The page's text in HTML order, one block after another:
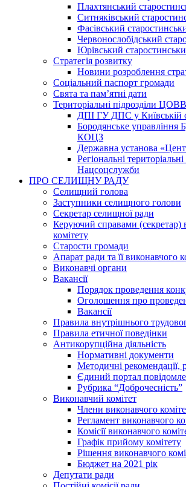
Плахтянський
Ситняківський
Фасівський
Червонослобідський
Юрівський
Стратегія розвитку
Новини розроблення
Соціальний паспорт громади
Свята та пам’ятні дати
Територіальні підрозділи ЦОВВ
ДПІ ГУ ДПС у Київській
Бородянське управління
КОЦЗ
Державна установа
Регіональні
Нацсоцслужби
ПРО СЕЛИЩНУ РАДУ
Селищний голова
Заступники селищного голови
Секретар селищної ради
Керуючий справами (секретар)
комітету
Старости громади
Апарат ради та її виконавчого
Виконавчі органи
Вакансії
Порядок проведення
Оголошення про
Вакансії
Правила внутрішнього
Правила етичної поведінки
Антикорупційна діяльність
Нормативні документи
Методичні рекомендації,
Єдиний портал
Рубрика “Доброчесність”
Виконавчий комітет
Члени виконавчого
Регламент виконавчого
Комісії виконавчого
Графік прийому комітету
Рішення виконавчого
Бюджет на 2021 рік
Депутати ради